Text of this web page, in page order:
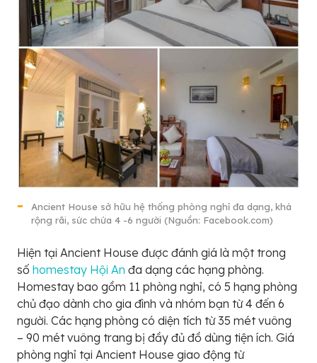
Ancient House sở hữu hệ thống phòng nghỉ đa dạng, khá
rộng rãi, sức chứa 4 -6 người (Nguồn: Facebook.com)
Hiện tại Ancient House được đánh giá là một trong
số homestay Hội An đa dạng các hạng phòng.
Homestay bao gồm 11 phòng nghỉ, có 5 hạng phòng
chủ đạo dành cho gia đình và nhóm bạn từ 4 đến 6
người. Các hạng phòng có diện tích từ 35 mét vuông
– 90 mét vuông trang bị đầy đủ đồ dùng tiện ích. Giá
phòng nghỉ tại Ancient House giao động từ